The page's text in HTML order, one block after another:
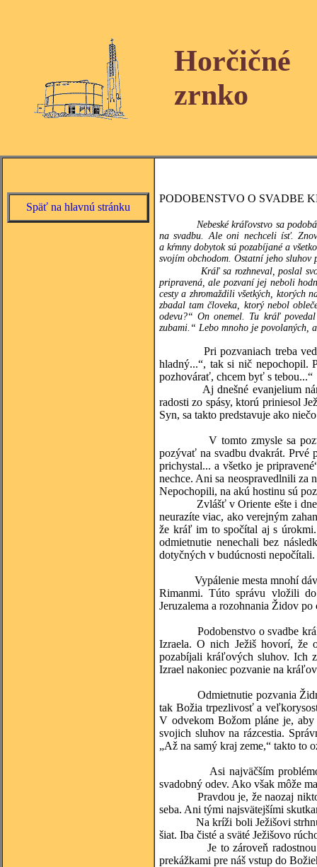
Horčičné
zrnko
Späť na hlavnú stránku
PODOBENSTVO O SVADBE
Nebeské kráľovstvo sa
na svadbu. Ale oni nechceli ísť.
a kŕmny dobytok sú pozabíjané a
svojím obchodom. Ostatní jeho
Kráľ sa rozhneval, poslal
pripravená, ale pozvaní jej neboli
cesty a zhromaždili všetkých, ktorých
zbadal tam človeka, ktorý nebol
odevu?“ On onemel. Tu kráľ
zubami.“ Lebo mnoho je povolaných,
Pri pozvaniach treba vedieť
hladný...“, tak si nič nepochopil.
pozhovárať, chcem byť s tebou...“
Aj dnešné evanjelium nám
radosti zo spásy, ktorú priniesol
Syn, sa takto predstavuje ako
V tomto zmysle sa pozvaní
pozývať na svadbu dvakrát. Prvé
prichystal... a všetko je
nechce. Ani sa neospravedlnili za
Nepochopili, na akú hostinu sú
Zvlášť v Oriente ešte i dnes
neurazíte viac, ako verejným
že kráľ im to spočítal aj s
odmietnutie nenechali bez
dotyčných v budúcnosti nepočítali.
Vypálenie mesta mnohí dávajú
Rimanmi. Túto správu vložili
Jeruzalema a rozohnania Židov
Podobenstvo o svadbe
Izraela. O nich Ježiš hovorí, že
pozabíjali kráľových sluhov. Ich
Izrael nakoniec pozvanie na
Odmietnutie pozvania Židmi
tak Božia trpezlivosť a
V odvekom Božom pláne je,
svojich sluhov na rázcestia.
„Až na samý kraj zeme,“ takto to
Asi najväčším problémom
svadobný odev. Ako však môže
Pravdou je, že naozaj nikto z
seba. Ani tými najsvätejšími
Na kríži boli Ježišovi strhnuté
šiat. Iba čisté a sväté Ježišovo
Je to zároveň radostnou
prekážkami pre náš vstup do